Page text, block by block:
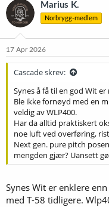
Marius K.
Norbrygg-medlem
17 Apr 2026
Cascade skrev:
Synes å få til en god Wit
Ble ikke fornøyd med en
veldig av WLP400.
Har da alltid praktiskert
noe luft ved overføring,
Next gen. pure pitch
mengden gjær? Uansett
Synes Wit er enklere
med T-58 tidligere.